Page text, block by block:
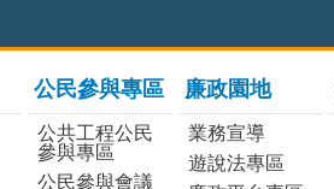
公民參與專區
公共工程公民
參與專區
公民參與會議
廉政園地
業務宣導
遊說法專區